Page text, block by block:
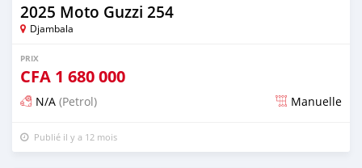
2025 Moto Guzzi 254
Djambala
PRIX
CFA 1 680 000
N/A (Petrol) Manuelle
Publié il y a 12 mois